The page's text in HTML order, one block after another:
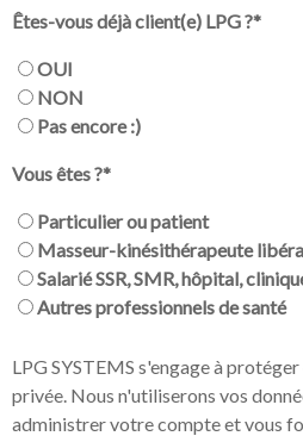
Êtes-vous déjà client(e) LPG ?*
OUI
NON
Pas encore :)
Vous êtes ?*
Particulier ou patient
Masseur-kinésithérapeute
Salarié SSR, SMR, hôpital,
Autres professionnels de santé
LPG SYSTEMS s'engage à
privée. Nous n'utiliserons vos
administrer votre compte et vous